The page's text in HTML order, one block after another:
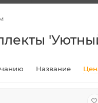
Название